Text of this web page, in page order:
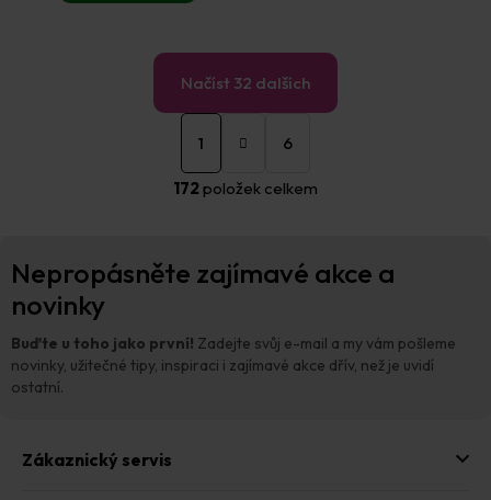
O
á
í
v
k
Načíst 32 dalších
S
t
n
á
n
1 6
172 položek celkem
Nepropásněte zajímavé akce a
novinky
Buďte u toho jako první! Zadejte svůj e-mail a my vám pošleme
novinky, užitečné tipy, inspiraci i zajímavé akce dřív, než je uvidí
ostatní.
Zákaznický servis